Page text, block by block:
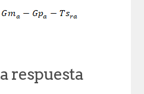
respuesta